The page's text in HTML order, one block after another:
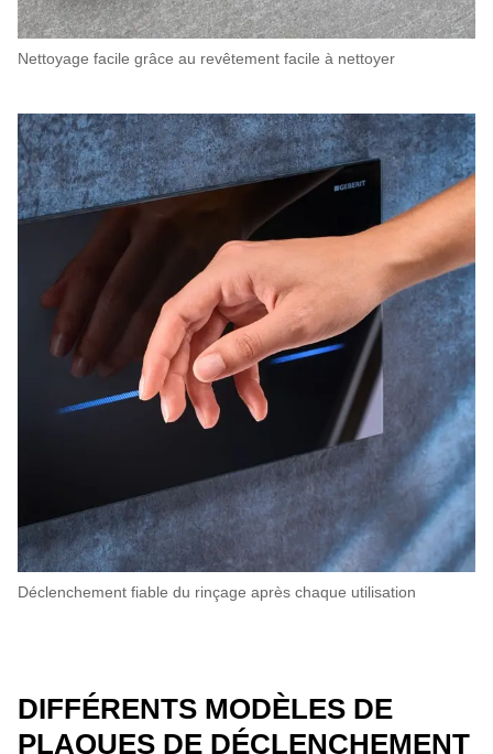
Nettoyage facile grâce au revêtement facile à nettoyer
Déclenchement fiable du rinçage après chaque utilisation
DIFFÉRENTS MODÈLES DE
PLAQUES DE DÉCLENCHEMENT